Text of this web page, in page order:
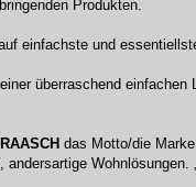
Produkten.
einfachste und
überraschend
RAASCH das Motto/die